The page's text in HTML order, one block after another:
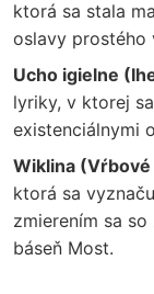
ktorá sa stala
oslavy prostého
Ucho igielne
lyriky, v ktorej
existenciálnymi
Wiklina
ktorá sa
zmierením sa
báseň Most.